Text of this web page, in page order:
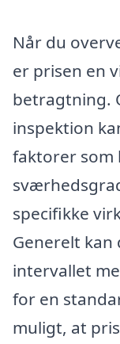
Når du
er prisen en
betragtning.
inspektion
faktorer som
specifikke
Generelt kan
intervallet
for en
muligt, at